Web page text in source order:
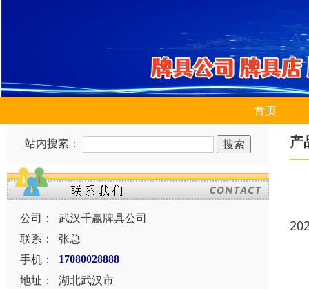
首页
站内搜索：
公司：
武汉千赢牌具公司
联系：
张总
手机：
17080028888
地址：
湖北武汉市
产